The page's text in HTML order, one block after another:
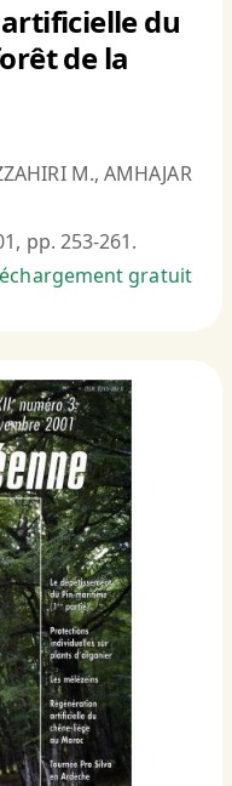
du
de la
M., AMHAJAR
pp. 253-261.
gratuit